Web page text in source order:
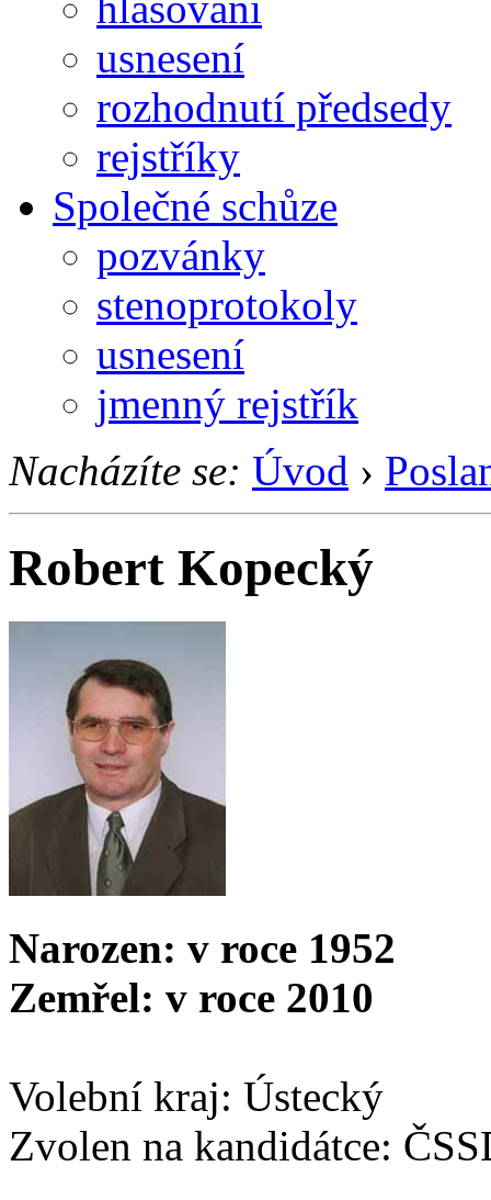
usnesení
rozhodnutí předsedy
rejstříky
Společné schůze
pozvánky
stenoprotokoly
usnesení
jmenný rejstřík
Nacházíte se: Úvod ›
Robert Kopecký
Narozen: v roce 1952
Zemřel: v roce 2010
Volební kraj: Ústecký
Zvolen na kandidátce: